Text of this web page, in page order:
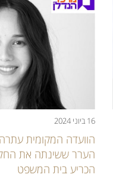
16 ביוני 2024
הוועדה המקומית
הערר ששינתה את
הכריע בית המשפט